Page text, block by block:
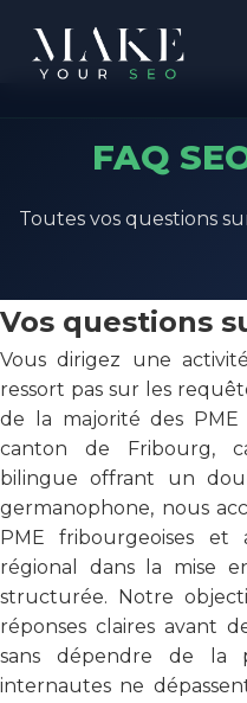
FAQ
Toutes vos questions
Vos questions
Vous dirigez une
ressort pas sur les
de la majorité des PME
canton de Fribourg,
bilingue offrant un
germanophone, nous
PME fribourgeoises et
régional dans la mise
structurée. Notre
réponses claires avant
sans dépendre de la
internautes ne